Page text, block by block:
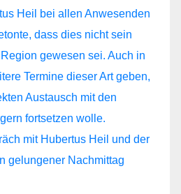
mit Hubertus Heil und der
gelungener Nachmittag